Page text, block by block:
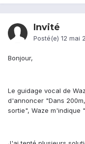
Invité
Posté(e) 12 mai
Bonjour,
Le guidage vocal de
d'annoncer "Dans
sortie", Waze m'indique